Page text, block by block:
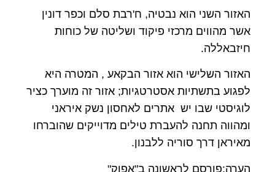
האזור השני הוא נבטיה, ח'רבת סלם וכפר דונין
אשר מהווים מרכזי פיקוד ושליטה של כוחות
חיזבאללה.
האזור השלישי הוא אזור הבקאע , המטרה היא
לפגוע בתשתיות אסטרטגיות; אזור זה מוערך כציר
לוגיסטי שבו יש אתרים לאחסון נשק איראני
ומהווה תחנה להעברת טילים מדוייקים שהוברחו
מאיראן דרך סוריה ללבנון.
הערה:פורסם לראשונה ב"אפוק"